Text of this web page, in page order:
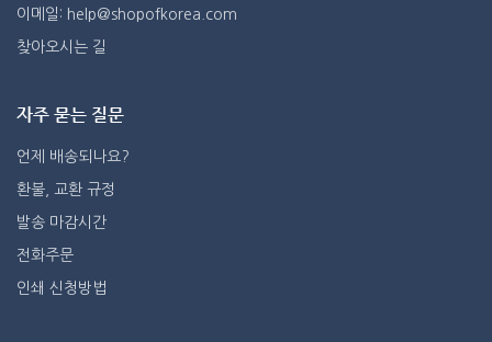
이메일: help@shopofkorea.com
찾아오시는 길
자주 묻는 질문
언제 배송되나요?
환불, 교환 규정
발송 마감시간
전화주문
인쇄 신청방법